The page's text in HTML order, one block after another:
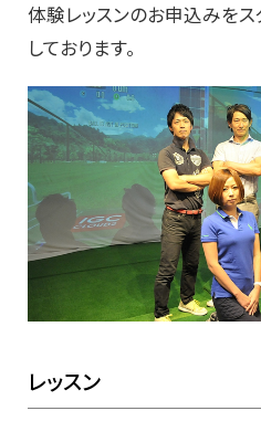
体験レッスンのお申込みをス
しております。
レッスン